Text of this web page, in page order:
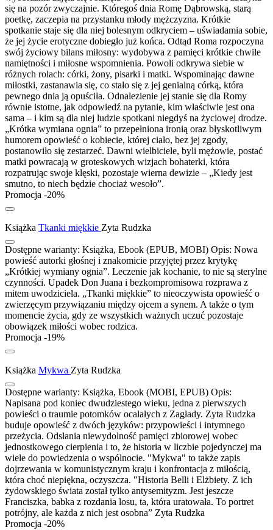
się na pozór zwyczajnie. Któregoś dnia Romę Dąbrowską, starą
poetkę, zaczepia na przystanku młody mężczyzna. Krótkie
spotkanie staje się dla niej bolesnym odkryciem – uświadamia sobie,
że jej życie erotyczne dobiegło już końca. Odtąd Roma rozpoczyna
swój życiowy bilans miłosny: wydobywa z pamięci krótkie chwile
namiętności i miłosne wspomnienia. Powoli odkrywa siebie w
różnych rolach: córki, żony, pisarki i matki. Wspominając dawne
miłostki, zastanawia się, co stało się z jej genialną córką, która
pewnego dnia ją opuściła. Odnalezienie jej stanie się dla Romy
równie istotne, jak odpowiedź na pytanie, kim właściwie jest ona
sama – i kim są dla niej ludzie spotkani niegdyś na życiowej drodze.
„Krótka wymiana ognia” to przepełniona ironią oraz błyskotliwym
humorem opowieść o kobiecie, której ciało, bez jej zgody,
postanowiło się zestarzeć. Dawni wielbiciele, byli mężowie, postać
matki powracają w groteskowych wizjach bohaterki, która
rozpatrując swoje klęski, pozostaje wierna dewizie – „Kiedy jest
smutno, to niech będzie chociaż wesoło”.
Promocja -20%
Książka Tkanki miękkie Zyta Rudzka
Dostępne warianty: Książka, Ebook (EPUB, MOBI) Opis: Nowa
powieść autorki głośnej i znakomicie przyjętej przez krytykę
„Krótkiej wymiany ognia”. Leczenie jak kochanie, to nie są sterylne
czynności. Upadek Don Juana i bezkompromisowa rozprawa z
mitem uwodziciela. „Tkanki miękkie” to nieoczywista opowieść o
zwierzęcym przywiązaniu między ojcem a synem. A także o tym
momencie życia, gdy ze wszystkich ważnych uczuć pozostaje
obowiązek miłości wobec rodzica.
Promocja -19%
Książka Mykwa Zyta Rudzka
Dostępne warianty: Książka, Ebook (MOBI, EPUB) Opis:
Napisana pod koniec dwudziestego wieku, jedna z pierwszych
powieści o traumie potomków ocalałych z Zagłady. Zyta Rudzka
buduje opowieść z dwóch języków: przypowieści i intymnego
przeżycia. Odsłania niewydolność pamięci zbiorowej wobec
jednostkowego cierpienia i to, że historia w liczbie pojedynczej ma
wiele do powiedzenia o wspólnocie. "Mykwa" to także zapis
dojrzewania w komunistycznym kraju i konfrontacja z miłością,
która choć niepiękna, oczyszcza. "Historia Belli i Elżbiety. Z ich
żydowskiego świata został tylko antysemityzm. Jest jeszcze
Franciszka, babka z rozdania losu, ta, która uratowała. To portret
potrójny, ale każda z nich jest osobna” Zyta Rudzka
Promocja -20%